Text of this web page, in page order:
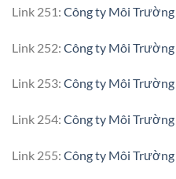
Link 251: Công ty Môi
Link 252: Công ty Môi
Link 253: Công ty Môi
Link 254: Công ty Môi
Link 255: Công ty Môi